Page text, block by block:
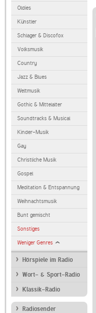
Oldies
Künstler
Schlager & Discofox
Volksmusik
Country
Jazz & Blues
Weltmusik
Gothic & Mittelalter
Soundtracks & Musical
Kinder-Musik
Gay
Christliche Musik
Gospel
Meditation & Entspannung
Weihnachtsmusik
Bunt gemischt
Sonstiges
Weniger Genres
Hörspiele im Radio
Wort- & Sport-Radio
Klassik-Radio
Radiosender